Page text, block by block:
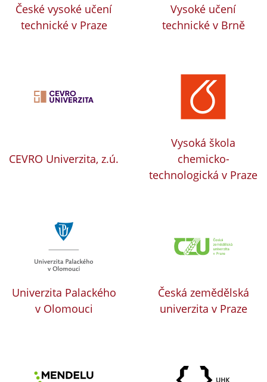
České vysoké učení
technické v Praze
Vysoké učení
technické v Brně
CEVRO Univerzita, z.ú.
Vysoká škola
chemicko-
technologická v Praze
Univerzita Palackého
v Olomouci
Česká zemědělská
univerzita v Praze